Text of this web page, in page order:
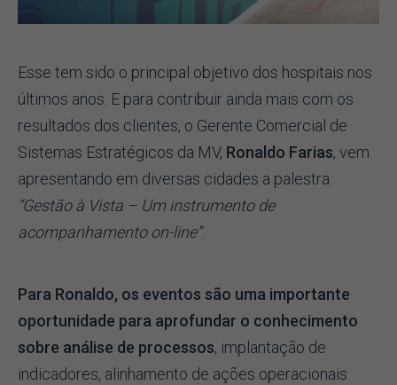
Esse tem sido o principal objetivo dos hospitais nos
últimos anos. E para contribuir ainda mais com os
resultados dos clientes, o Gerente Comercial de
Sistemas Estratégicos da MV, Ronaldo Farias, vem
apresentando em diversas cidades a palestra
“Gestão à Vista – Um instrumento de
acompanhamento on-line”.
Para Ronaldo, os eventos são uma importante
oportunidade para aprofundar o conhecimento
sobre análise de processos, implantação de
indicadores, alinhamento de ações operacionais